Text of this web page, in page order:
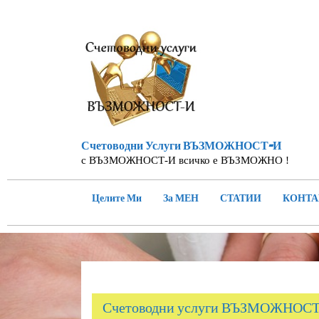
Счетоводни Услуги ВЪЗМОЖНОСТ-И
с ВЪЗМОЖНОСТ-И всичко е ВЪЗМОЖНО !
Целите Ми За МЕН СТАТИИ
Счетоводни услуги